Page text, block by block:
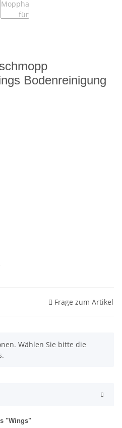
Bodenreinigung
Frage zum Artikel
Wählen Sie bitte die
"Wings"